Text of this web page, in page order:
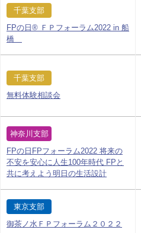
千葉支部
FPの日® ＦＰフォーラム2022 in 船
橋
千葉支部
無料体験相談会
神奈川支部
FPの日FPフォーラム2022 将来の
不安を安心に人生100年時代 FPと
共に考えよう明日の生活設計
東京支部
御茶ノ水ＦＰフォーラム２０２２